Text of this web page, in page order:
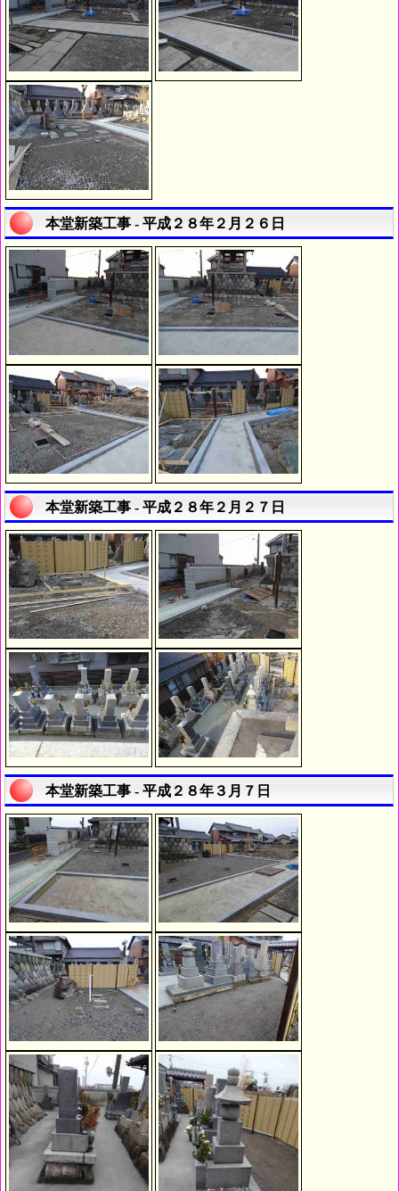
本堂新築工事 - 平成２８年２月２６日
本堂新築工事 - 平成２８年２月２７日
本堂新築工事 - 平成２８年３月７日